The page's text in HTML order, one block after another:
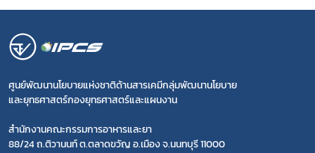
ศูนย์พัฒนานโยบายแห่งชาติด้านสารเคมีกลุ่มพัฒนานโยบาย
และยุทธศาสตร์กองยุทธศาสตร์และแผนงาน
สำนักงานคณะกรรมการอาหารและยา
88/24 ถ.ติวานนท์ ต.ตลาดขวัญ อ.เมือง จ.นนทบุรี 11000